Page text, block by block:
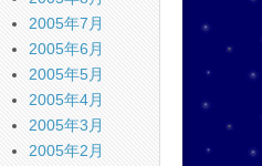
2005年7月
2005年6月
2005年5月
2005年4月
2005年3月
2005年2月